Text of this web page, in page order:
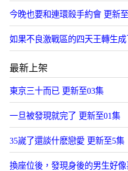
今晚也要和連環殺手約會 更新
如果不良激戰區的四天王轉生
最新上架
東京三十而已 更新至03集
一旦被發現就完了 更新至01集
35嵗了還談什麽戀愛 更新至5集
換座位後，發現身後的男生好